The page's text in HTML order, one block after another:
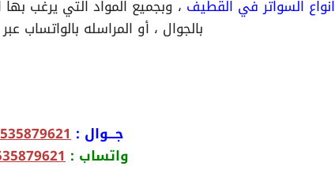
السواتر في القطيف ، وبجميع المواد التي يرغب
بالجوال ، أو المراسله بالواتساب عبر
جـــوال :
واتساب :